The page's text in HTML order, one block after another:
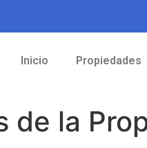
Inicio Propiedades
de la